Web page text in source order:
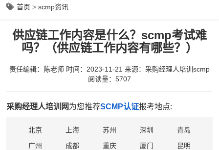
首页 >scmp资讯
供应链工作内容是什么？scmp考试难
吗？（供应链工作内容有哪些？）
责任编辑：陈老师 时间：2023-11-21 来源： 采购经理人培训scmp
阅读量：5707
采购经理人培训网为您推荐SCMP认证报考地点:
北京 上海 苏州 深圳
青岛
广州
成都 重庆 厦门 昆明